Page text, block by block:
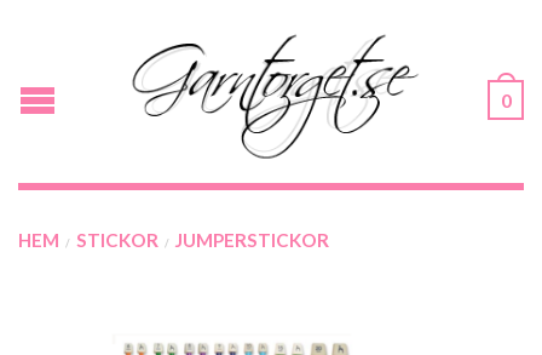
0
HEM / STICKOR / JUMPERSTICKOR